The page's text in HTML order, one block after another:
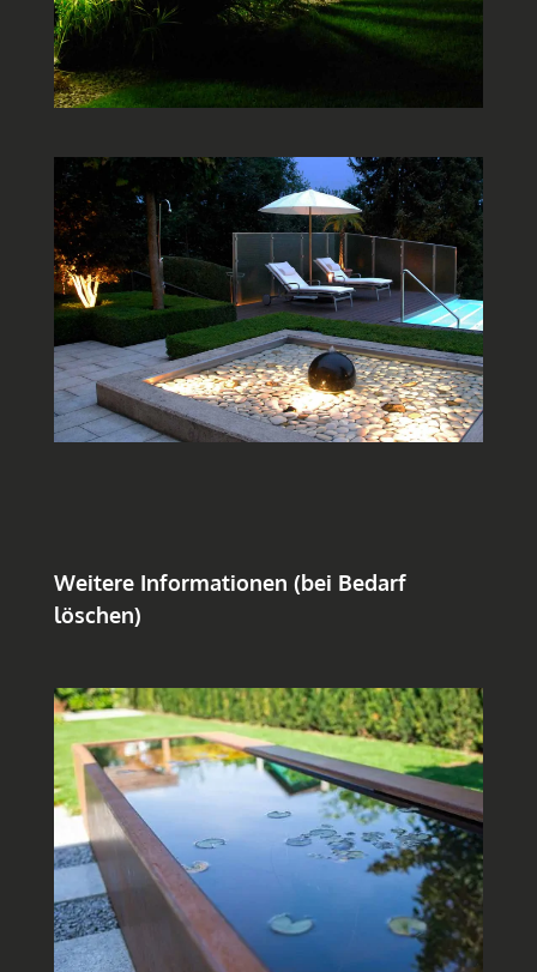
Weitere Informationen (bei Bedarf
löschen)